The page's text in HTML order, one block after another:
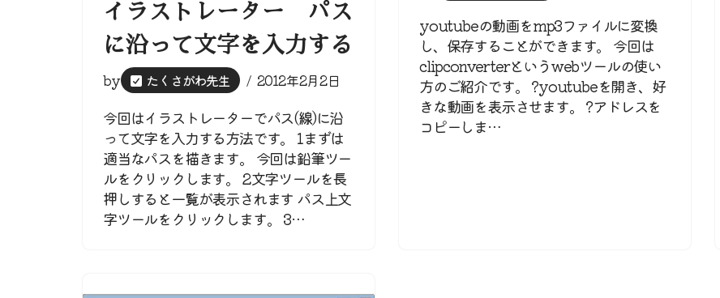
イラストレーター パス
に沿って文字を入力する
by たくさがわ先生 2012年2月2日
今回はイラストレーターでパス(線)に沿
って文字を入力する方法です。 1まずは
適当なパスを描きます。 今回は鉛筆ツー
ルをクリックします。 2文字ツールを長
押しすると一覧が表示されます パス上文
字ツールをクリックします。 3…
youtubeの動画をmp3ファイルに変換
し、保存することができます。 今回は
clipconverterというwebツールの使い
方のご紹介です。 ?youtubeを開き、好
きな動画を表示させます。 ?アドレスを
コピーしま…